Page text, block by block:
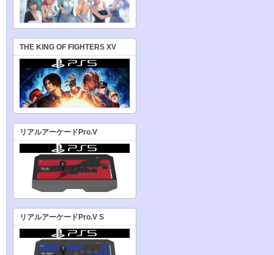
THE KING OF FIGHTERS XV
リアルアーケードPro.V
リアルアーケードPro.V S